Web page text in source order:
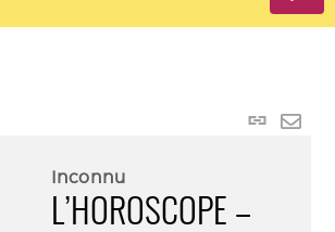
Lien
Inconnu
L’HOROSCOPE –